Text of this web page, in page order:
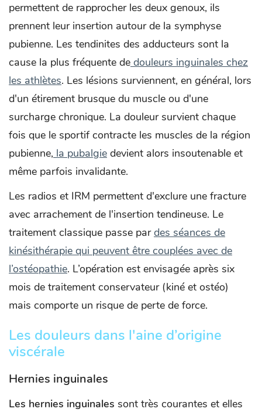
permettent de rapprocher les deux genoux, ils
prennent leur insertion autour de la symphyse
pubienne. Les tendinites des adducteurs sont la
cause la plus fréquente de douleurs inguinales chez
les athlètes. Les lésions surviennent, en général, lors
d'un étirement brusque du muscle ou d'une
surcharge chronique. La douleur survient chaque
fois que le sportif contracte les muscles de la région
pubienne, la pubalgie devient alors insoutenable et
même parfois invalidante.
Les radios et IRM permettent d'exclure une fracture
avec arrachement de l'insertion tendineuse. Le
traitement classique passe pardes séances de
kinésithérapie qui peuvent être couplées avec de
l’ostéopathie. L’opération est envisagée après six
mois de traitement conservateur (kiné et ostéo)
mais comporte un risque de perte de force.
Les douleurs dans l'aine d’origine
viscérale
Hernies inguinales
Les hernies inguinales sont très courantes et elles